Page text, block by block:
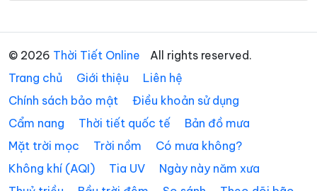
Xã Tây Hồ Xã Thăng An
Xã Thăng Điền Xã Thăng Phú
Xã Thăng Trường Xã Thạnh Mỹ
Xã Thượng Đức
© 2026 Thời Tiết Online
All rights reserved.
Trang chủ
Giới thiệu
Liên hệ
Chính sách bảo mật
Điều khoản sử dụng
Cẩm nang
Thời tiết quốc tế
Bản đồ mưa
Mặt trời mọc
Trời nồm
Có mưa không?
Không khí (AQI)
Tia UV
Ngày này năm xưa